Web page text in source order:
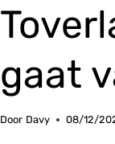
gaat
Door Davy 08/12/